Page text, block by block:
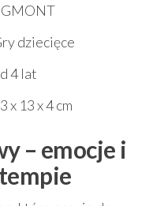
dziecięce
4 lat
x 13 x 4 cm
– emocje i